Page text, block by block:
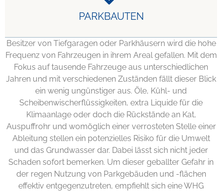
PARKBAUTEN
Besitzer von Tiefgaragen oder Parkhäusern wird die hohe
Frequenz von Fahrzeugen in ihrem Areal gefallen. Mit dem
Fokus auf tausende Fahrzeuge aus unterschiedlichen
Jahren und mit verschiedenen Zuständen fällt dieser Blick
ein wenig ungünstiger aus. Öle, Kühl- und
Scheibenwischerflüssigkeiten, extra Liquide für die
Klimaanlage oder doch die Rückstände an Kat,
Auspuffrohr und womöglich einer verrosteten Stelle einer
Ableitung stellen ein potenzielles Risiko für die Umwelt
und das Grundwasser dar. Dabei lässt sich nicht jeder
Schaden sofort bemerken. Um dieser geballter Gefahr in
der regen Nutzung von Parkgebäuden und -flächen
effektiv entgegenzutreten, empfiehlt sich eine WHG